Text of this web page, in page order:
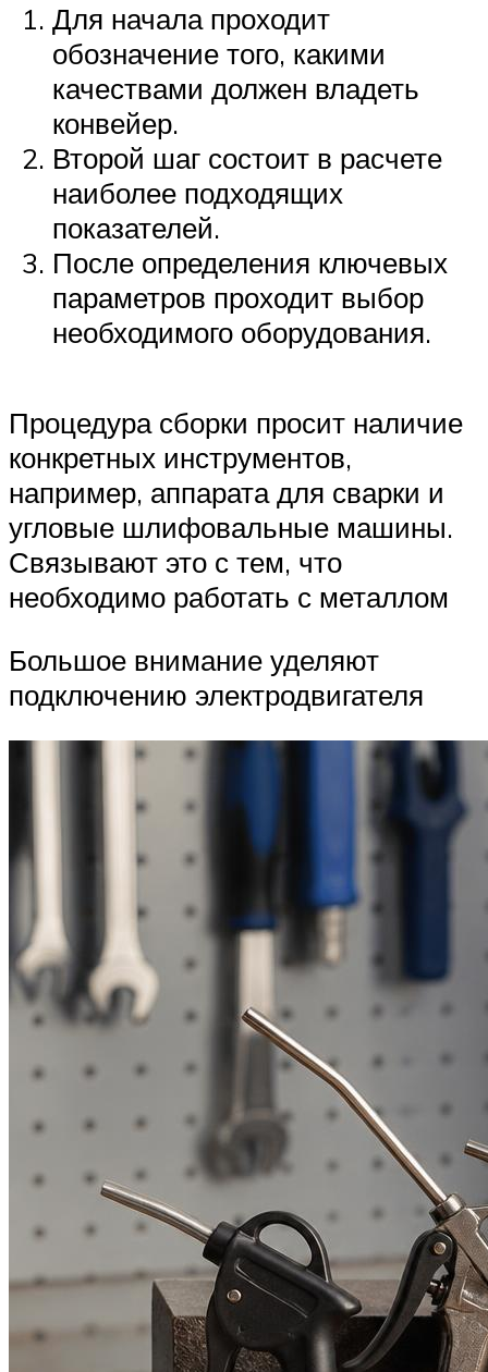
Для начала проходит
обозначение того, какими
качествами должен владеть
конвейер.
Второй шаг состоит в расчете
наиболее подходящих
показателей.
После определения ключевых
параметров проходит выбор
необходимого оборудования.
Процедура сборки просит наличие
конкретных инструментов,
например, аппарата для сварки и
угловые шлифовальные машины.
Связывают это с тем, что
необходимо работать с металлом
Большое внимание уделяют
подключению электродвигателя